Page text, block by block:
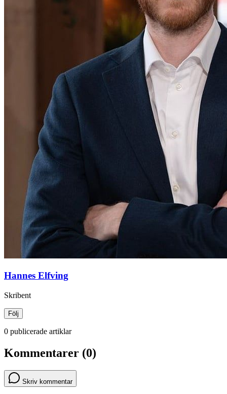
Hannes Elfving
Skribent
Följ
0 publicerade artiklar
Kommentarer (0)
Skriv kommentar